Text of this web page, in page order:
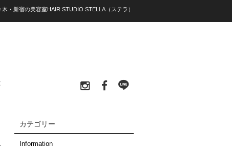
・新宿の美容室HAIR STUDIO STELLA（ステラ）
カテゴリー
Information